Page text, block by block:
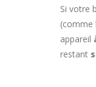
Si votre
(comme
appareil
restant